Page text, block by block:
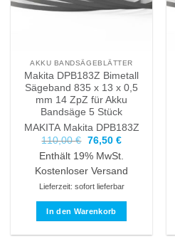
AKKU BANDSÄGEBLÄTTER
Makita DPB183Z Bimetall
Sägeband 835 x 13 x 0,5
mm 14 ZpZ für Akku
Bandsäge 5 Stück
MAKITA Makita DPB183Z
110,00€ Ursprünglicher
war:
110,00 €
76,50 €Aktueller
ist:
76,50 €.
Enthält 19% MwSt.
Kostenloser Versand
Lieferzeit: sofort lieferbar
In den Warenkorb